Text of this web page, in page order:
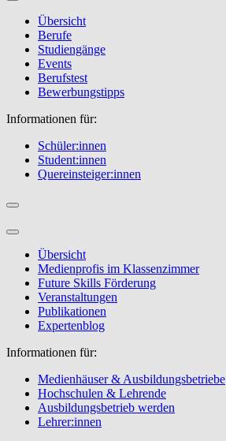
Übersicht
Berufe
Studiengänge
Events
Berufstest
Bewerbungstipps
Informationen für:
Schüler:innen
Student:innen
Quereinsteiger:innen
Übersicht
Medienprofis im Klassenzimmer
Future Skills Förderung
Veranstaltungen
Publikationen
Expertenblog
Informationen für:
Medienhäuser & Ausbildungsbetriebe
Hochschulen & Lehrende
Ausbildungsbetrieb werden
Lehrer:innen